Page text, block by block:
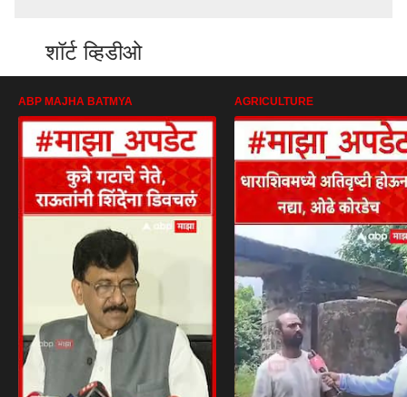
शॉर्ट व्हिडीओ
ABP MAJHA BATMYA AGRICULTURE